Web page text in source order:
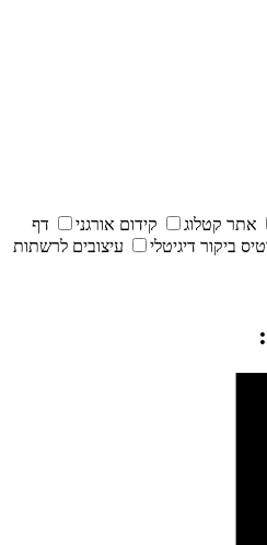
אתר קטלוג קידום אורגני
דף
ביקור דיגיטלי
עיצובים לרשתות